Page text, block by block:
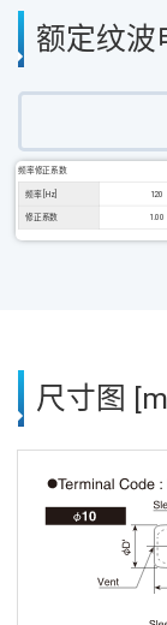
额定纹波
频率修正系数
频率 [Hz] 120
修正系数 1.00
尺寸图